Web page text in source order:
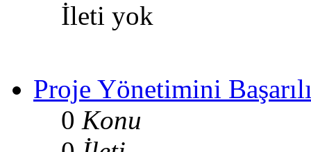
İleti yok
Proje Yönetimini
0 Konu